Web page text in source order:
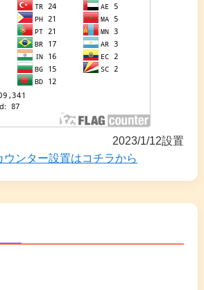
2023/1/12設置
ウンター設置はコチラから